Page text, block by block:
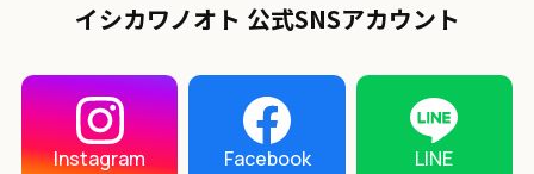
イシカワノオト 公式SNSアカウント
Instagram Facebook LINE